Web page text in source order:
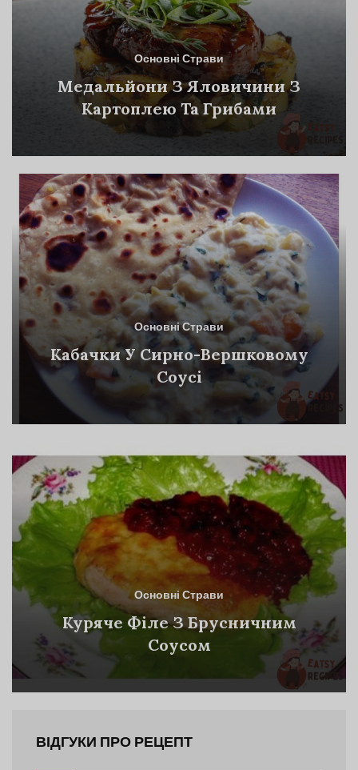
Основні Страви
Медальйони З Яловичини З
Картоплею Та Грибами
Основні Страви
Кабачки У Сирно-Вершковому
Соусі
Основні Страви
Куряче Філе З Брусничним
Соусом
ВІДГУКИ ПРО РЕЦЕПТ